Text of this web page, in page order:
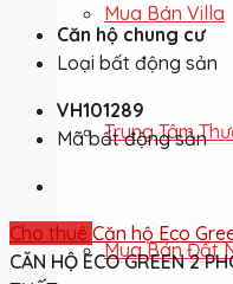
Mua Bán Villa
Trung Tâm
Mua Bán Đất
Căn hộ chung cư
Loại bất động sản
VH101289
Mã bất động sản
Cho thuê Căn hộ Eco
CĂN HỘ ECO GREEN 2